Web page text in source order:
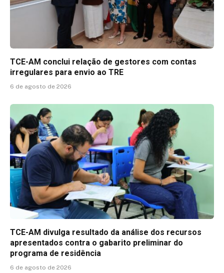
TCE-AM conclui relação de gestores com contas
irregulares para envio ao TRE
6 de agosto de 2026
TCE-AM divulga resultado da análise dos recursos
apresentados contra o gabarito preliminar do
programa de residência
6 de agosto de 2026